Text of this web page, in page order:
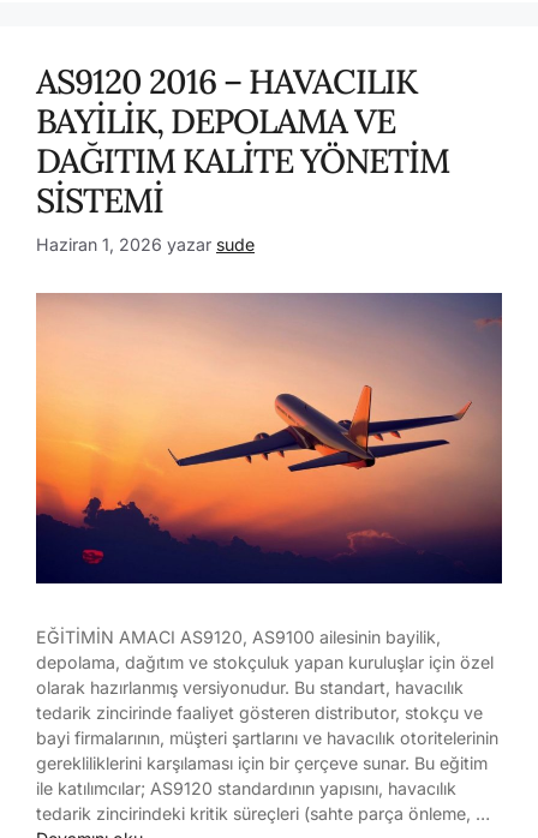
AS9120 2016 – HAVACILIK
BAYİLİK, DEPOLAMA VE
DAĞITIM KALİTE YÖNETİM
SİSTEMİ
Haziran 1, 2026 yazar sude
EĞİTİMİN AMACI AS9120, AS9100 ailesinin bayilik,
depolama, dağıtım ve stokçuluk yapan kuruluşlar için özel
olarak hazırlanmış versiyonudur. Bu standart, havacılık
tedarik zincirinde faaliyet gösteren distributor, stokçu ve
bayi firmalarının, müşteri şartlarını ve havacılık otoritelerinin
gerekliliklerini karşılaması için bir çerçeve sunar. Bu eğitim
ile katılımcılar; AS9120 standardının yapısını, havacılık
tedarik zincirindeki kritik süreçleri (sahte parça önleme, …